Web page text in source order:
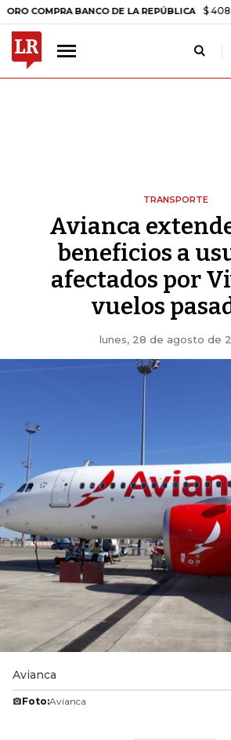
BANCO DE LA REPÚBLICA $ 408.498,97
TRANSPORTE
Avianca
beneficios a
afectados por
vuelos
lunes, 28 de agosto de
Avianca
Foto:Avianca